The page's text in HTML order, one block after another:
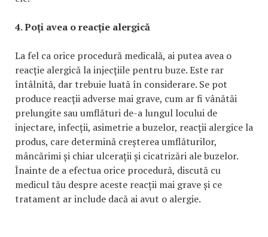
4. Poți avea o reacție alergică
La fel ca orice procedură medicală, ai putea avea o
reacție alergică la injecțiile pentru buze. Este rar
întâlnită, dar trebuie luată în considerare. Se pot
produce reacții adverse mai grave, cum ar fi vânătăi
prelungite sau umflături de-a lungul locului de
injectare, infecții, asimetrie a buzelor, reacții alergice la
produs, care determină creșterea umflăturilor,
mâncărimi și chiar ulcerații și cicatrizări ale buzelor.
Înainte de a efectua orice procedură, discută cu
medicul tău despre aceste reacții mai grave și ce
tratament ar include dacă ai avut o alergie.